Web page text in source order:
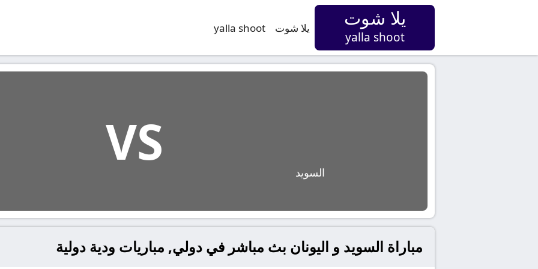
يلا شوت
yalla shoot
يلا شوت yalla shoot
السويد VS
مباراة السويد و اليونان بث مباشر في دولي, مباريات ودية دولية